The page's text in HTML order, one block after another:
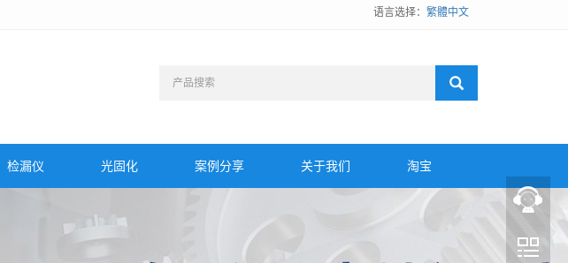
语言选择： 繁體中文
检漏仪 光固化 案例分享 关于我们 淘宝